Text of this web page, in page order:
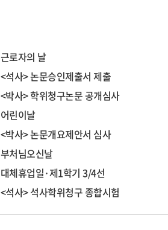
근로자의 날
<석사> 논문승인제출서 제출
<박사> 학위청구논문 공개심사
어린이날
<박사> 논문개요제안서 심사
부처님오신날
대체휴업일·제1학기 3/4선
<석사> 석사학위청구 종합시험